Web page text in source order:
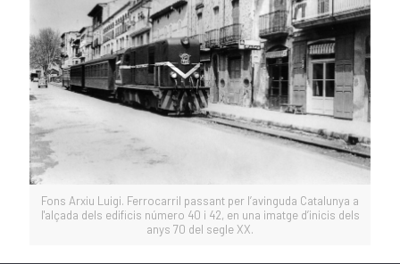
Fons Arxiu Luigi. Ferrocarril passant per l’avinguda Catalunya a
l'alçada dels edificis número 40 i 42, en una imatge d’inicis dels
anys 70 del segle XX.